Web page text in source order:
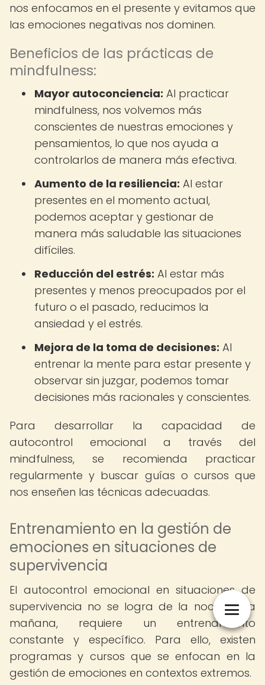
nos enfocamos en el presente y evitamos que
las emociones negativas nos dominen.
Beneficios de las prácticas de
mindfulness:
Mayor autoconciencia: Al practicar
mindfulness, nos volvemos más
conscientes de nuestras emociones y
pensamientos, lo que nos ayuda a
controlarlos de manera más efectiva.
Aumento de la resiliencia: Al estar
presentes en el momento actual,
podemos aceptar y gestionar de
manera más saludable las situaciones
difíciles.
Reducción del estrés: Al estar más
presentes y menos preocupados por el
futuro o el pasado, reducimos la
ansiedad y el estrés.
Mejora de la toma de decisiones: Al
entrenar la mente para estar presente y
observar sin juzgar, podemos tomar
decisiones más racionales y conscientes.
Para desarrollar la capacidad de
autocontrol emocional a través del
mindfulness, se recomienda practicar
regularmente y buscar guías o cursos que
nos enseñen las técnicas adecuadas.
Entrenamiento en la gestión de
emociones en situaciones de
supervivencia
El autocontrol emocional en situaciones de
supervivencia no se logra de la noche a la
mañana, requiere un entrenamiento
constante y específico. Para ello, existen
programas y cursos que se enfocan en la
gestión de emociones en contextos extremos.